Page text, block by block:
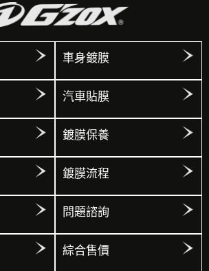
車身鍍膜
汽車貼膜
鍍膜保養
鍍膜流程
問題諮詢
綜合售價